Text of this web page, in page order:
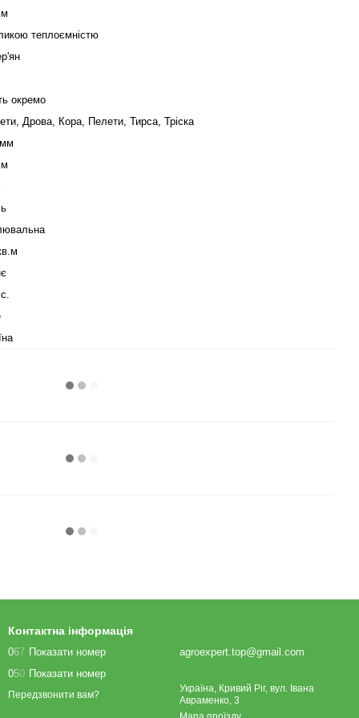
теплоємністю
окремо
Дрова, Кора, Пелети, Тирса, Тріска
Контактна інформація
067 Показати номер
050 Показати номер
Передзвонити вам?
agroexpert.top@gmail.com
Україна, Кривий Ріг, вул. Івана
Авраменко, 3